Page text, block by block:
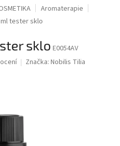
Aromaterapie
tester sklo
sklo E0054AV
Značka: Nobilis Tilia